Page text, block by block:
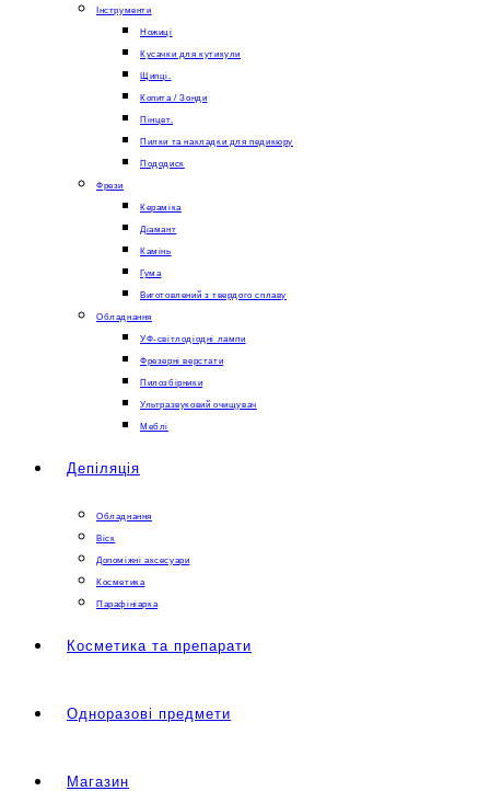
Інструменти
Ножиці
Кусачки для кутикули
Щипці.
Копита / Зонди
Пінцет.
Пилки та накладки для педикюру
Пододиск
Фрези
Кераміка
Діамант
Камінь
Гума
Виготовлений з твердого сплаву
Обладнання
УФ-світлодіодні лампи
Фрезерні верстати
Пилозбірники
Ультразвуковий очищувач
Меблі
Депіляція
Обладнання
Віск
Допоміжні аксесуари
Косметика
Парафініарка
Косметика та препарати
Одноразові предмети
Магазин